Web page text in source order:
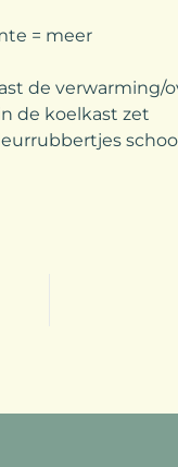
= meer
de verwarming/
de koelkast zet